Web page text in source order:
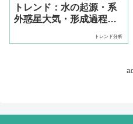
トレンド：水の起源・系
外惑星大気・形成過程の
トレンド分析